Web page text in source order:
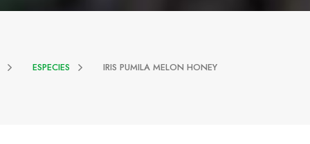
ESPECIES IRIS PUMILA MELON HONEY